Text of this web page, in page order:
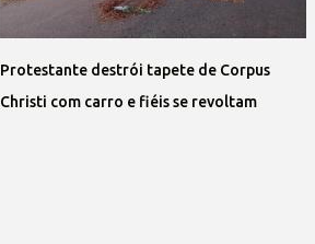
Protestante destrói tapete de Corpus
Christi com carro e fiéis se revoltam